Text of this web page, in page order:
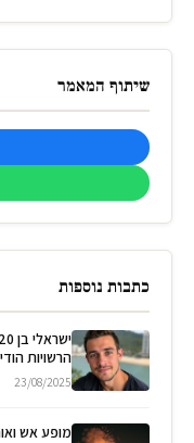
שיתוף המאמר
כתבות נוספות
הרשויות
23/08/2025
מופע אש